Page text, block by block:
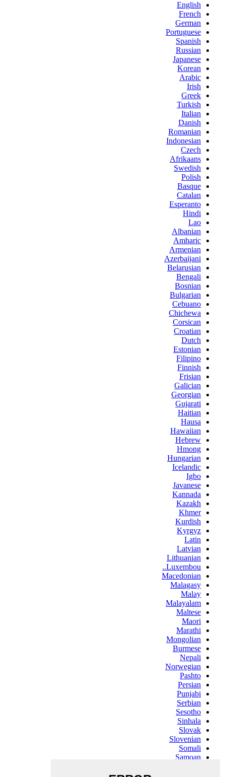
English
French
German
Portuguese
Spanish
Russian
Japanese
Korean
Arabic
Irish
Greek
Turkish
Italian
Danish
Romanian
Indonesian
Czech
Afrikaans
Swedish
Polish
Basque
Catalan
Esperanto
Hindi
Lao
Albanian
Amharic
Armenian
Azerbaijani
Belarusian
Bengali
Bosnian
Bulgarian
Cebuano
Chichewa
Corsican
Croatian
Dutch
Estonian
Filipino
Finnish
Frisian
Galician
Georgian
Gujarati
Haitian
Hausa
Hawaiian
Hebrew
Hmong
Hungarian
Icelandic
Igbo
Javanese
Kannada
Kazakh
Khmer
Kurdish
Kyrgyz
Latin
Latvian
Lithuanian
Luxembou..
Macedonian
Malagasy
Malay
Malayalam
Maltese
Maori
Marathi
Mongolian
Burmese
Nepali
Norwegian
Pashto
Persian
Punjabi
Serbian
Sesotho
Sinhala
Slovak
Slovenian
Somali
Samoan